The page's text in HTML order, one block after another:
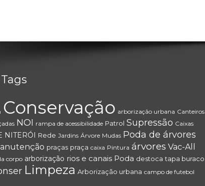
Conservação arborização urbana Canteiros
NOI rampa de acessibilidade Patrol Supressão Caixas
NITERÓI Rede Jardins Árvore Mudas Poda de árvores
praças praça caixa Pintura árvores Vac-All
corpo arborização rios e canais Poda destoca tapa buraco
Limpeza Arborização urbana campo de futebol